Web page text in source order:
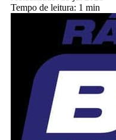
Tempo de leitura: 1 min